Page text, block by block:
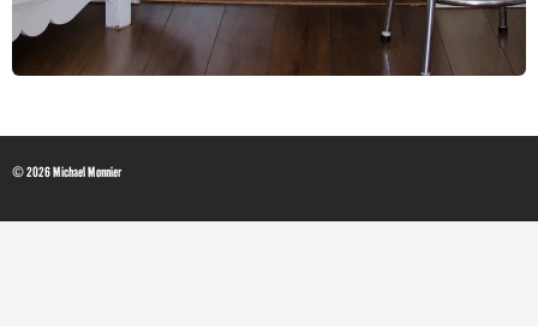
© 2026 Michael Monnier